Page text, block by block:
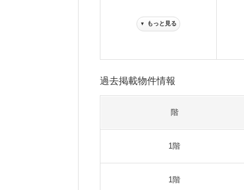
▼ もっと見る
過去掲載物件情報
階
1階
1階